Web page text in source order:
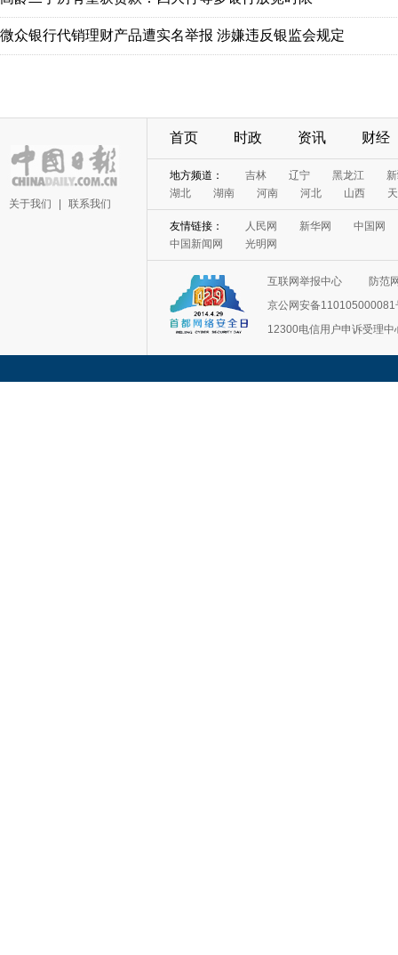
微众银行代销理财产品遭实名举报 涉嫌违反银监会规定
关于我们 联系我们
首页 时政 资讯 财经
地方频道： 吉林 辽宁 黑龙江
湖北
湖南 河南 河北 山西
友情链接： 人民网 新华网
中国网
中国新闻网
光明网
互联网举报中心
防范
京公网安备110105000081
12300电信用户申诉受理中